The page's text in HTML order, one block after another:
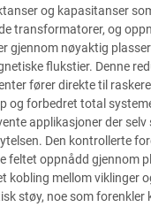
og kapasitanser
transformatorer, og
gjennom nøyaktig
flukstier. Denne
fører direkte til
og forbedret total
applikasjoner der
Den kontrollerte
feltet oppnådd gjennom
kobling mellom viklinger
støy, noe som forenkler